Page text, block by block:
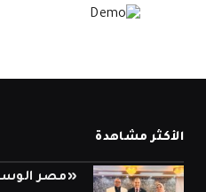
الأكثر مشاهدة
«مصر